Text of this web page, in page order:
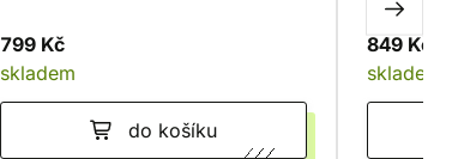
799 Kč
skladem
do košíku
in
849 Kč
skladem